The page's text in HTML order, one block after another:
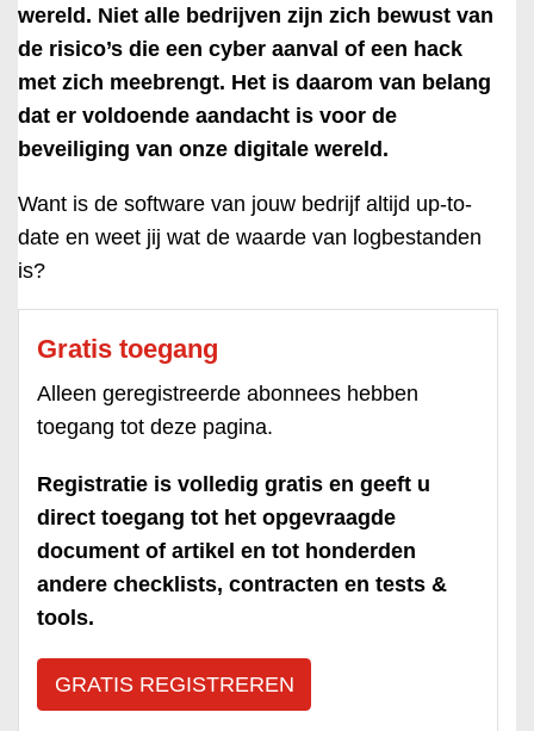
wereld. Niet alle bedrijven zijn zich bewust van
de risico’s die een cyber aanval of een hack
met zich meebrengt. Het is daarom van belang
dat er voldoende aandacht is voor de
beveiliging van onze digitale wereld.
Want is de software van jouw bedrijf altijd up-to-
date en weet jij wat de waarde van logbestanden
is?
Gratis toegang
Alleen geregistreerde abonnees hebben
toegang tot deze pagina.
Registratie is volledig gratis en geeft u
direct toegang tot het opgevraagde
document of artikel en tot honderden
andere checklists, contracten en tests &
tools.
GRATIS REGISTREREN